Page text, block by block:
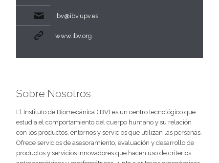
ibv@ibv.upv.es
www.ibv.org
Sobre Nosotros
El Instituto de Biomecánica (IBV) es un centro tecnológico que
estudia el comportamiento del cuerpo humano y su relación
con los productos, entornos y servicios que utilizan las personas.
Ofrece servicios de asesoramiento, evaluación y desarrollo de
productos y servicios innovadores que hacen uso de criterios